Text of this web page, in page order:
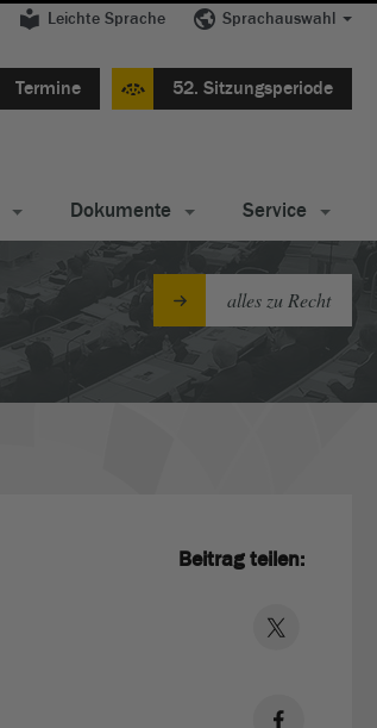
Leichte Sprache Sprachauswahl
Termine 52. Sitzungsperiode
Dokumente Service
alles zu Recht
Beitrag teilen: